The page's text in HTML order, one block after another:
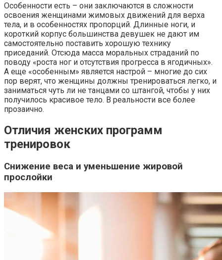
Особенности есть – они заключаются в сложности
освоения женщинами жимовых движений для верха
тела, и в особенностях пропорций. Длинные ноги, и
короткий корпус большинства девушек не дают им
самостоятельно поставить хорошую технику
приседаний. Отсюда масса моральных страданий по
поводу «роста ног и отсутствия прогресса в ягодичных».
А еще «особенным» является настрой – многие до сих
пор верят, что женщины должны тренироваться легко, и
заниматься чуть ли не танцами со штангой, чтобы у них
получилось красивое тело. В реальности все более
прозаично.
Отличия женских программ
тренировок
Снижение веса и уменьшение жировой
прослойки